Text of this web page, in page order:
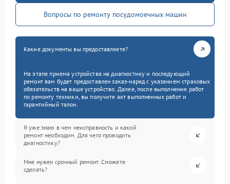
Вопросы по ремонту посудомоечных машин
Какие документы вы предоставляете?
На этапе приема устройства на диагностику и последующий
ремонт вам будет предоставлен заказ-наряд с указанием страховых
обязательств на ваше устройство. Далее, после выполнения работ
по ремонту техники, вы получите акт выполненных работ и
гарантийный талон.
Я уже знаю в чем неисправность и какой
ремонт необходим. Для чего проводить
диагностику?
Мне нужен срочный ремонт. Сможете
сделать?